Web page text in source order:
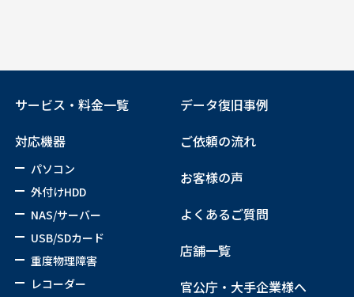
サービス・料金一覧
対応機器
パソコン
外付けHDD
NAS/サーバー
USB/SDカード
重度物理障害
レコーダー
データ復旧事例
ご依頼の流れ
お客様の声
よくあるご質問
店舗一覧
官公庁・大手企業様へ